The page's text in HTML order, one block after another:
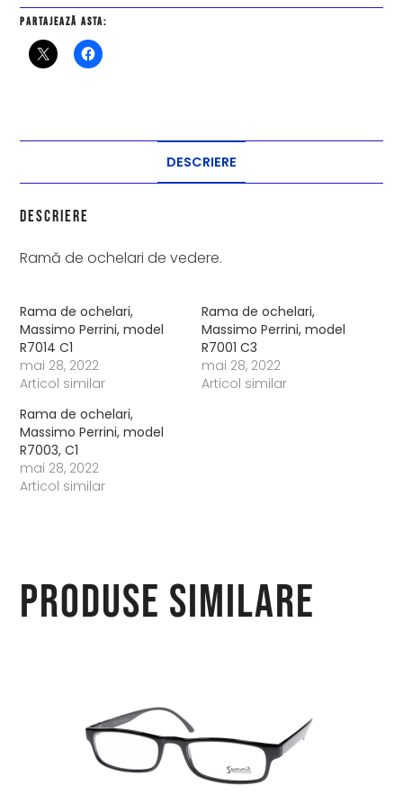
Partajează asta:
DESCRIERE
Descriere
Ramă de ochelari de vedere.
Rama de ochelari,
Massimo Perrini, model
R7014 C1
mai 28, 2022
Articol similar
Rama de ochelari,
Massimo Perrini, model
R7001 C3
mai 28, 2022
Articol similar
Rama de ochelari,
Massimo Perrini, model
R7003, C1
mai 28, 2022
Articol similar
Produse similare